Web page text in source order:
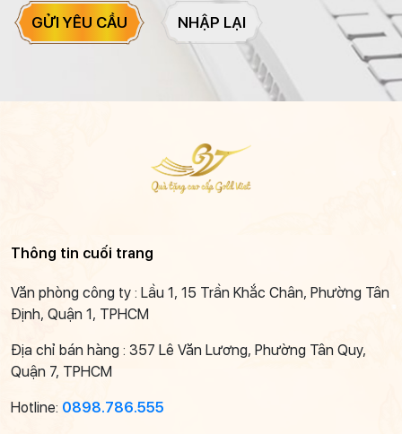
GỬI YÊU CẦU NHẬP LẠI
Thông tin cuối trang
Văn phòng công ty : Lầu 1, 15 Trần Khắc Chân, Phường Tân
Định, Quận 1, TPHCM
Địa chỉ bán hàng : 357 Lê Văn Lương, Phường Tân Quy,
Quận 7, TPHCM
Hotline: 0898.786.555